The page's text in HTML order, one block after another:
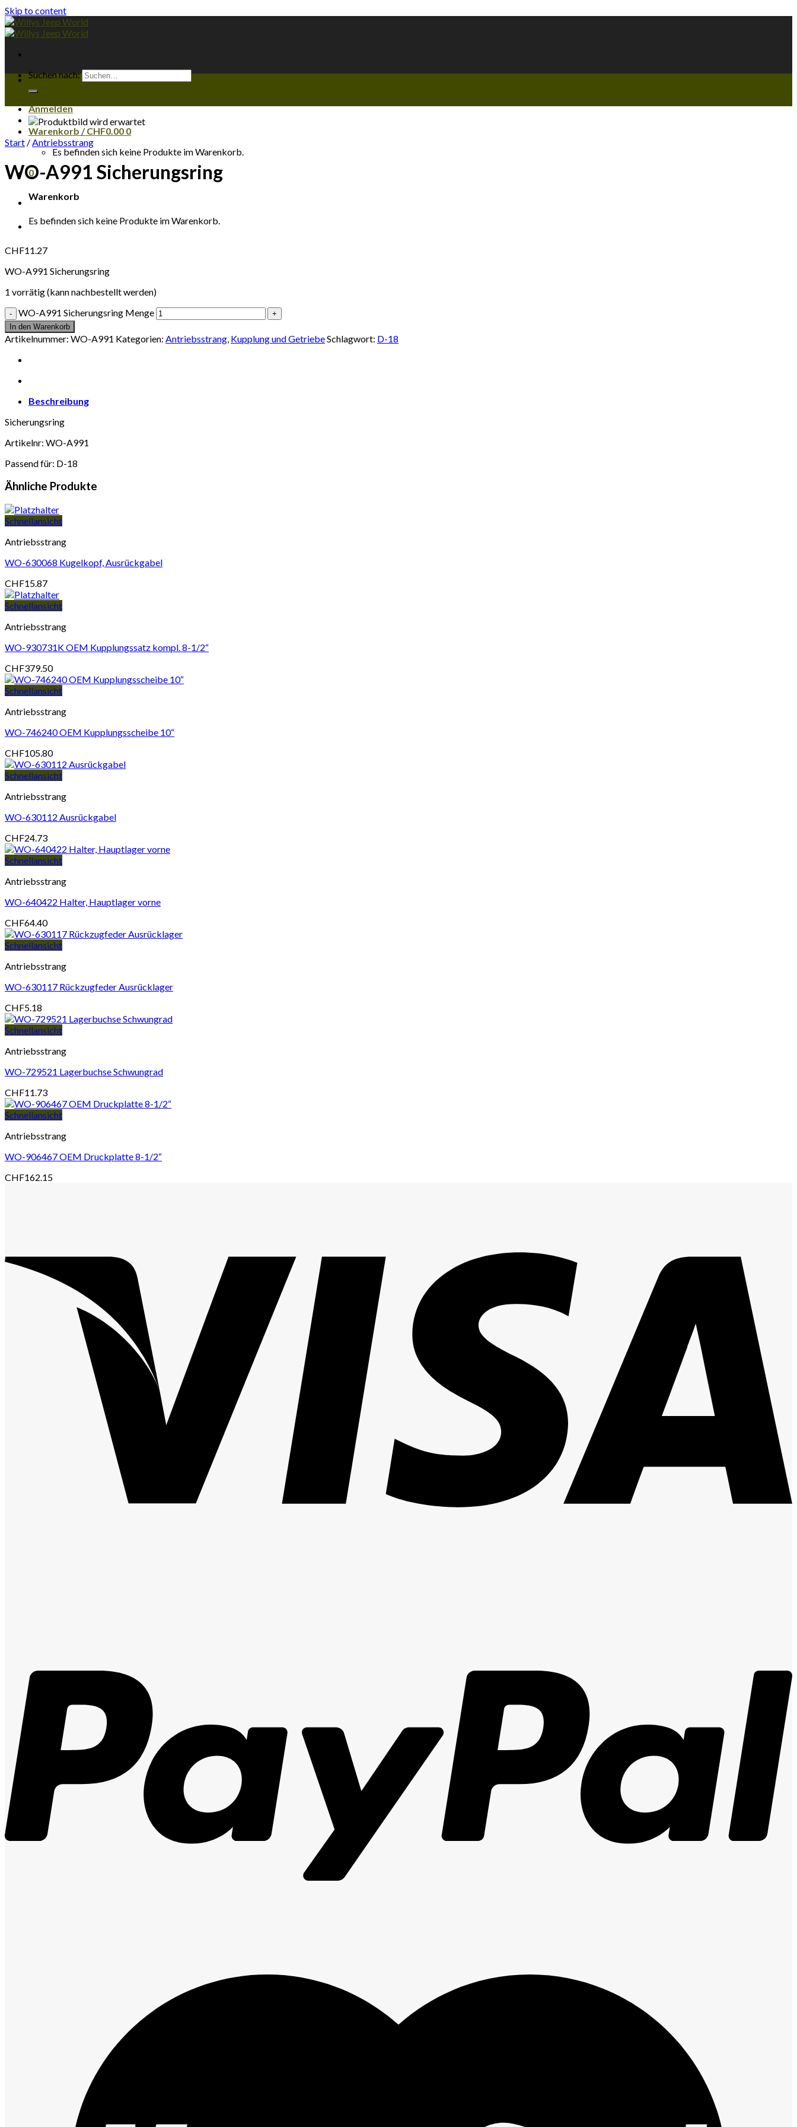
Skip to content
Suchen nach:
Anmelden
Warenkorb /CHF0.00 0
Es befinden sich keine Produkte im Warenkorb.
0
Warenkorb
Es befinden sich keine Produkte im Warenkorb.
Start /Antriebsstrang
WO-A991 Sicherungsring
CHF11.27
WO-A991 Sicherungsring
1 vorrätig (kann nachbestellt werden)
WO-A991 Sicherungsring Menge
In den Warenkorb
Artikelnummer: WO-A991 Kategorien: Antriebsstrang Kupplung und GetriebeSchlagwort: D-18
Beschreibung
Sicherungsring
Artikelnr: WO-A991
Passend für: D-18
Ähnliche Produkte
Schnellansicht
Antriebsstrang
WO-630068 Kugelkopf, Ausrückgabel
CHF15.87
Schnellansicht
Antriebsstrang
WO-930731K OEM Kupplungssatz kompl. 8-1/2“
CHF379.50
Schnellansicht
Antriebsstrang
WO-746240 OEM Kupplungsscheibe 10“
CHF105.80
Schnellansicht
Antriebsstrang
WO-630112 Ausrückgabel
CHF24.73
Schnellansicht
Antriebsstrang
WO-640422 Halter, Hauptlager vorne
CHF64.40
Schnellansicht
Antriebsstrang
WO-630117 Rückzugfeder Ausrücklager
CHF5.18
Schnellansicht
Antriebsstrang
WO-729521 Lagerbuchse Schwungrad
CHF11.73
Schnellansicht
Antriebsstrang
WO-906467 OEM Druckplatte 8-1/2“
CHF162.15